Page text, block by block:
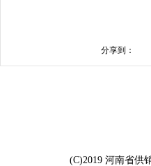
分享到：
(C)2019 河南省供